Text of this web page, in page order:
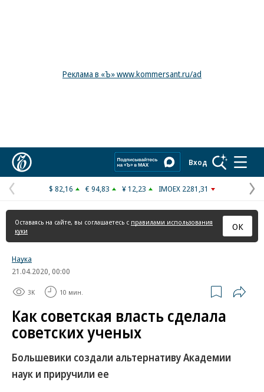
Реклама в «Ъ» www.kommersant.ru/ad
Вход
Предыдущая
страница
$ 82,16 € 94,83 ¥ 12,23 IMOEX 2281,31
Оставаясь на сайте, вы соглашаетесь с правилами использования
куки
ОК
Наука
21.04.2020, 00:00
3K 10 мин.
Как советская власть сделала
советских ученых
Большевики создали альтернативу Академии
наук и приручили ее